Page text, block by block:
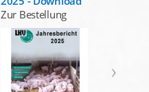
Zur Bestellung